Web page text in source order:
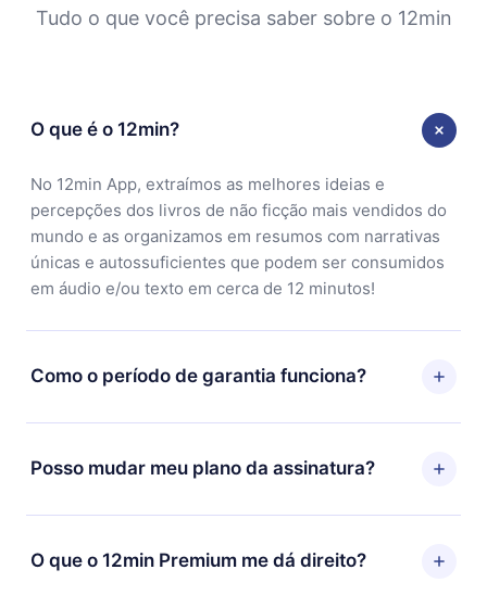
Tudo o que você precisa saber sobre o 12min
O que é o 12min?
No 12min App, extraímos as melhores ideias e
percepções dos livros de não ficção mais vendidos do
mundo e as organizamos em resumos com narrativas
únicas e autossuficientes que podem ser consumidos
em áudio e/ou texto em cerca de 12 minutos!
Como o período de garantia funciona?
Você pode baixar nosso aplicativo e começar a
aproveitar nossa biblioteca. Se por algum motivo não
ficar satisfeito com nossa plataforma, basta entrar em
solicitar o reembolso do valor. Você receberá tudo que
Posso mudar meu plano da assinatura?
Sim, mas a mudança só se aplicará a partir do próximo
período de cobrança. Por exemplo, se você decidiu
mudar sua assinatura mensal para anual, após
O que o 12min Premium me dá direito?